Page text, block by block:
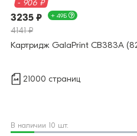
- 906 ₽
3235 ₽ + 49Б
4141 ₽
Картридж GalaPrint CB383A
21000 страниц
В наличии 10 шт.